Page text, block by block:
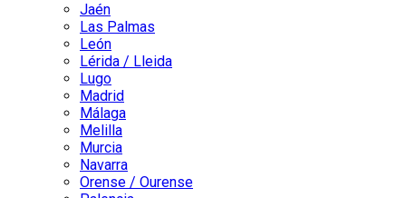
Jaén
Las Palmas
León
Lérida / Lleida
Lugo
Madrid
Málaga
Melilla
Murcia
Navarra
Orense / Ourense